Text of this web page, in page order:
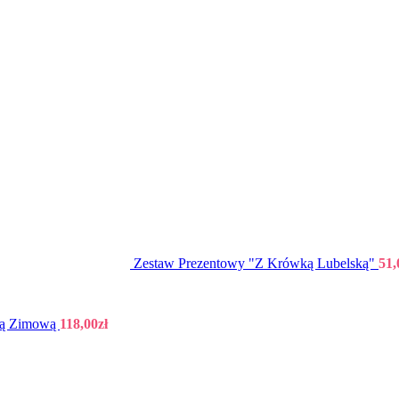
Zestaw Prezentowy "Z Krówką Lubelską"
Zimową 118,00zł